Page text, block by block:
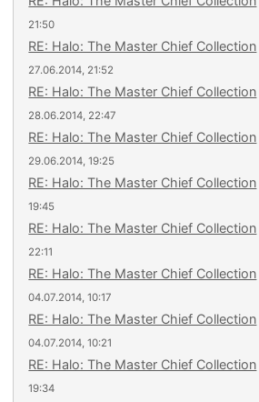
21:50
RE: Halo: The Master Chief Collection
27.06.2014, 21:52
RE: Halo: The Master Chief Collection
28.06.2014, 22:47
RE: Halo: The Master Chief Collection
29.06.2014, 19:25
RE: Halo: The Master Chief Collection
19:45
RE: Halo: The Master Chief Collection
22:11
RE: Halo: The Master Chief Collection
04.07.2014, 10:17
RE: Halo: The Master Chief Collection
04.07.2014, 10:21
RE: Halo: The Master Chief Collection
19:34